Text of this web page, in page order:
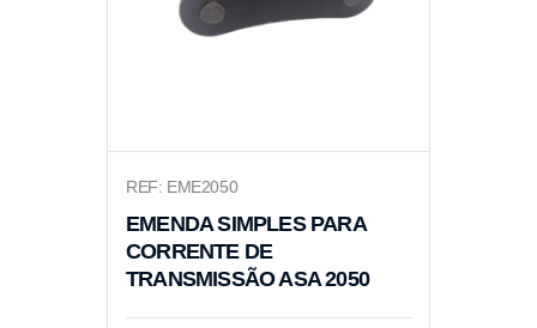
REF: EME2050
EMENDA SIMPLES PARA
CORRENTE DE
TRANSMISSÃO ASA 2050